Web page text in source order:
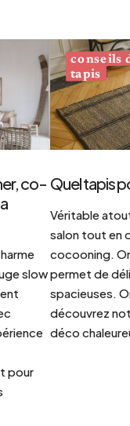
co-
slow
pour
conseils
tapis
Quel tapis
Véritable
salon tout en
cocooning.
permet de
spacieuses.
découvrez
déco